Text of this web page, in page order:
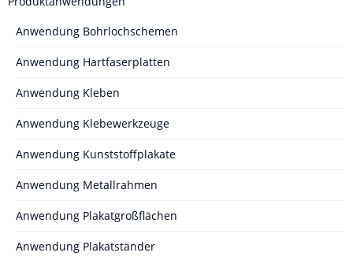
Anwendung Bohrlochschemen
Anwendung Hartfaserplatten
Anwendung Kleben
Anwendung Klebewerkzeuge
Anwendung Kunststoffplakate
Anwendung Metallrahmen
Anwendung Plakatgroßflächen
Anwendung Plakatständer